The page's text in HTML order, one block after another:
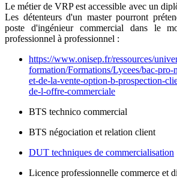
Le métier de VRP est accessible avec un
Les détenteurs d'un master pourront
poste d'ingénieur commercial dans le
professionnel à professionnel :
https://www.onisep.fr/ressources/
formation/Formations/Lycees/bac-pro-
et-de-la-vente-option-b-prospection-
de-l-offre-commerciale
BTS technico commercial
BTS négociation et relation client
DUT techniques de commercialisation
Licence professionnelle commerce et